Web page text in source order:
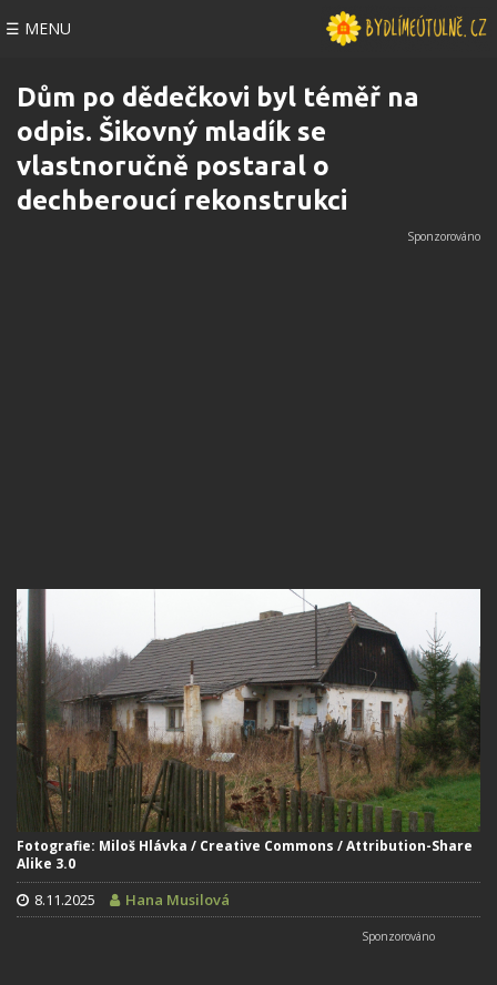
☰ MENU
Dům po dědečkovi byl téměř na
odpis. Šikovný mladík se
vlastnoručně postaral o
dechberoucí rekonstrukci
Fotografie: Miloš Hlávka / Creative Commons / Attribution-Share
Alike 3.0
8.11.2025 Hana Musilová